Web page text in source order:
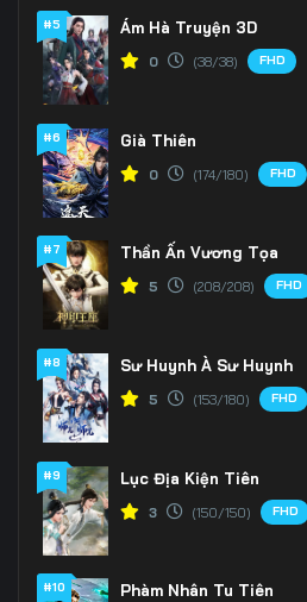
#5 Ám Hà Truyện 3D
0 (38/38) FHD
#6 Già Thiên
0 (174/180) FHD
#7 Thần Ấn Vương Tọa
5 (208/208) FHD
#8 Sư Huynh À Sư Huynh
5 (153/180) FHD
#9 Lục Địa Kiện Tiên
3 (150/150) FHD
#10 Phàm Nhân Tu Tiên